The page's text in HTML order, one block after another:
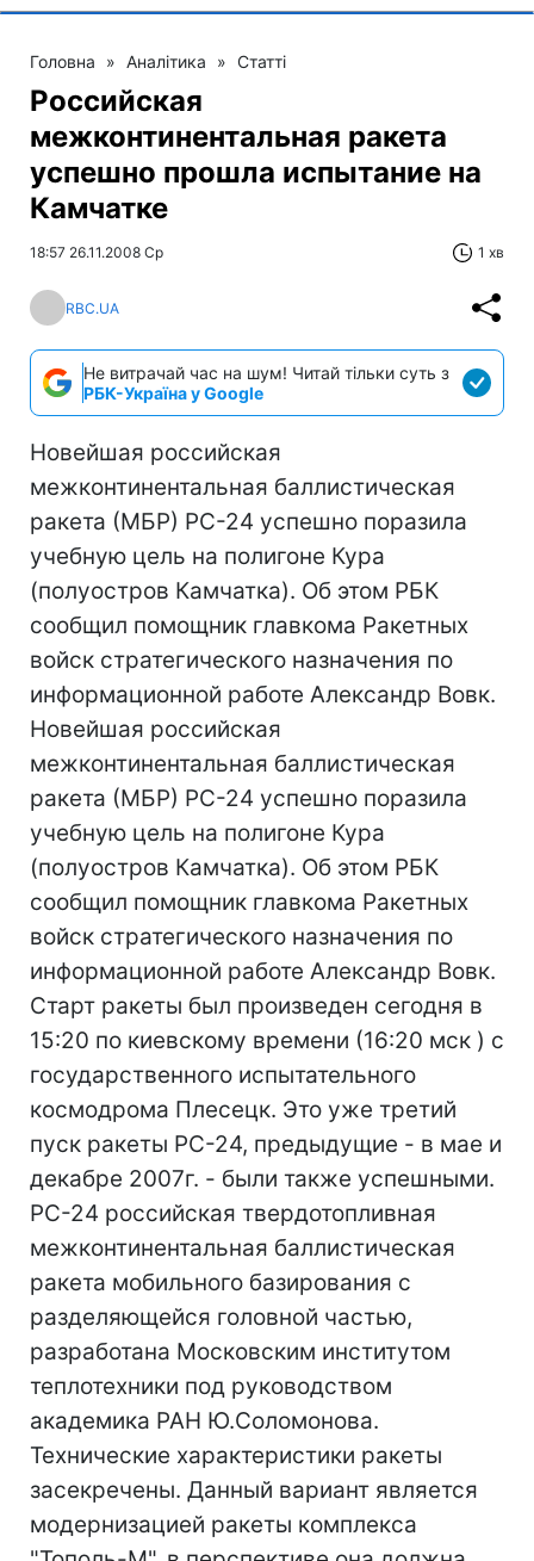
Головна » Аналітика » Статті
Российская
межконтинентальная ракета
успешно прошла испытание на
Камчатке
18:57 26.11.2008 Ср 1 хв
RBC.UA
Не витрачай час на шум! Читай тільки суть з
РБК-Україна у Google
Новейшая российская
межконтинентальная баллистическая
ракета (МБР) РС-24 успешно поразила
учебную цель на полигоне Кура
(полуостров Камчатка). Об этом РБК
сообщил помощник главкома Ракетных
войск стратегического назначения по
информационной работе Александр Вовк.
Новейшая российская
межконтинентальная баллистическая
ракета (МБР) РС-24 успешно поразила
учебную цель на полигоне Кура
(полуостров Камчатка). Об этом РБК
сообщил помощник главкома Ракетных
войск стратегического назначения по
информационной работе Александр Вовк.
Старт ракеты был произведен сегодня в
15:20 по киевскому времени (16:20 мск ) с
государственного испытательного
космодрома Плесецк. Это уже третий
пуск ракеты РС-24, предыдущие - в мае и
декабре 2007г. - были также успешными.
РС-24 российская твердотопливная
межконтинентальная баллистическая
ракета мобильного базирования с
разделяющейся головной частью,
разработана Московским институтом
теплотехники под руководством
академика РАН Ю.Соломонова.
Технические характеристики ракеты
засекречены. Данный вариант является
модернизацией ракеты комплекса